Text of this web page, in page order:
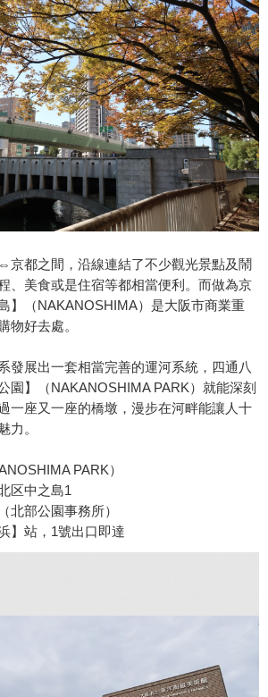
京都之間，沿線連結了不少觀光景點及鬧
、美食或是住宿等都相當便利。而做為京
】（NAKANOSHIMA）是大阪市商業重
物好去處。
發展出一套相當完善的運河系統，四通八
園】（NAKANOSHIMA PARK）就能深刻
一座又一座的橋墩，漫步在河畔能讓人十
力。
PARK）
区中之島1
北部公園事務所）
】站，1號出口即達